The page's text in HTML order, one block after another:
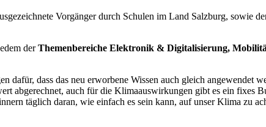
Vorgänger durch Schulen im Land Salzburg, sowie
derThemenbereiche Elektronik & Digitalisierung,
dass das neu erworbene Wissen auch gleich angewendet
abgerechnet, auch für die Klimaauswirkungen gibt es ein fixes
täglich daran, wie einfach es sein kann, auf unser Klima zu